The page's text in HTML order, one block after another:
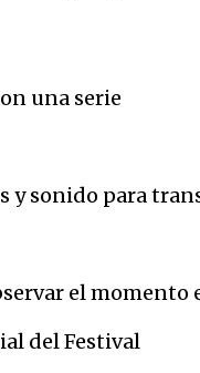
una serie
y sonido para
el momento
del Festival